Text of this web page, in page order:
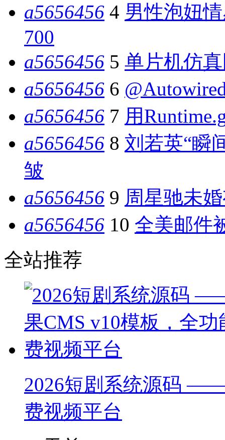
a5656456 4 男性泡妞
700
a5656456 5 单片机仿
a5656456 6
a5656456 7 用
a5656456 8 刘若英“瞬
皱
a5656456 9 周星驰未
a5656456 10 全美邮件
全站推荐
2026短剧系统源码
费视频平台